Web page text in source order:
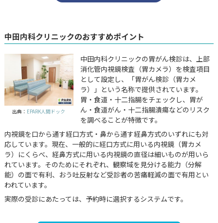
中田内科クリニックのおすすめポイント
出典： EPARK人間ドック
中田内科クリニックの胃がん検診は、上部
消化管内視鏡検査（胃カメラ）を検査項目
として設定し、「胃がん検診（胃カメ
ラ）」という名称で提供されています。
胃・食道・十二指腸をチェックし、胃が
ん・食道がん・十二指腸潰瘍などのリスク
を調べることが特徴です。
内視鏡を口から通す経口方式・鼻から通す経鼻方式のいずれにも対
応しています。現在、一般的に経口方式に用いる内視鏡（胃カメ
ラ）にくらべ、経鼻方式に用いる内視鏡の直径は細いものが用いら
れています。そのためにそれぞれ、観察域を見分ける能力（分解
能）の面で有利、おう吐反射など受診者の苦痛軽減の面で有用とい
われています。
実際の受診にあたっては、予約時に選択するシステムです。